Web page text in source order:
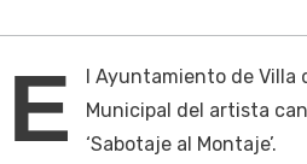
E
l Ayuntamiento de Villa
Municipal del artista
‘Sabotaje al Montaje’.